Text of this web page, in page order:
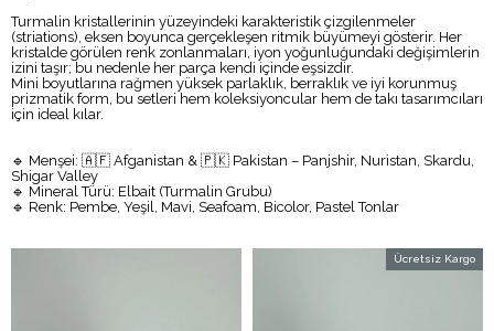
Turmalin kristallerinin yüzeyindeki karakteristik çizgilenmeler
(striations), eksen boyunca gerçekleşen ritmik büyümeyi gösterir. Her
kristalde görülen renk zonlanmaları, iyon yoğunluğundaki değişimlerin
izini taşır; bu nedenle her parça kendi içinde eşsizdir.
Mini boyutlarına rağmen yüksek parlaklık, berraklık ve iyi korunmuş
prizmatik form, bu setleri hem koleksiyoncular hem de takı tasarımcıları
için ideal kılar.
🔹 Menşei: 🇦🇫 Afganistan & 🇵🇰 Pakistan – Panjshir, Nuristan, Skardu,
Shigar Valley
🔹 Mineral Türü: Elbait (Turmalin Grubu)
🔹 Renk: Pembe, Yeşil, Mavi, Seafoam, Bicolor, Pastel Tonlar
Ücretsiz Kargo